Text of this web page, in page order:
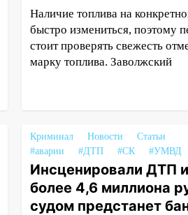
Наличие топлива на
быстро измениться, поэтому
стоит проверять свежесть
марку топлива. Заволжский
Криминал Новости
Статьи
#аварии
#ДТП #СК #УМВД
Инсценировали ДТП
более 4,6 миллиона
судом предстанет